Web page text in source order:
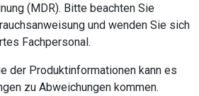
(MDR). Bitte beachten Sie
und wenden Sie sich
Fachpersonal.
der Produktinformationen kann es
zu Abweichungen kommen.